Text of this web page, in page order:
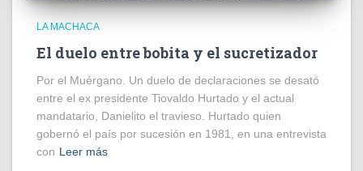
LA MACHACA
El duelo entre bobita y el sucretizador
Por el Muérgano. Un duelo de declaraciones se desató
entre el ex presidente Tiovaldo Hurtado y el actual
mandatario, Danielito el travieso. Hurtado quien
gobernó el país por sucesión en 1981, en una entrevista
con Leer más